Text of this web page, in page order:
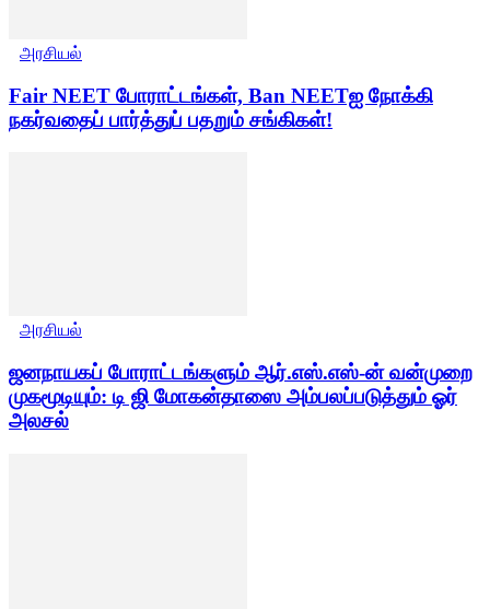
அரசியல்
Fair NEET போராட்டங்கள், Ban NEETஐ நோக்கி
நகர்வதைப் பார்த்துப் பதறும் சங்கிகள்!
அரசியல்
ஜனநாயகப் போராட்டங்களும் ஆர்.எஸ்.எஸ்-ன் வன்முறை
முகமூடியும்: டி ஜி மோகன்தாஸை அம்பலப்படுத்தும் ஓர்
அலசல்